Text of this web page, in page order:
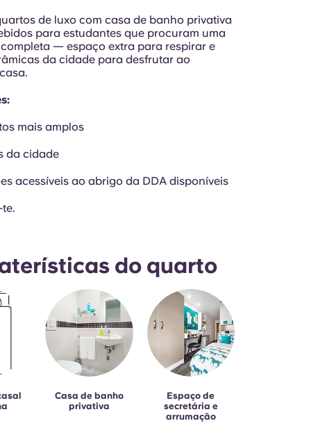
de luxo com casa de banho privativa
para estudantes que procuram uma
— espaço extra para respirar e
da cidade para desfrutar ao
mais amplos
da cidade
acessíveis ao abrigo da DDA disponíveis
do quarto
Casa de banho
privativa
Espaço de
secretária e
arrumação